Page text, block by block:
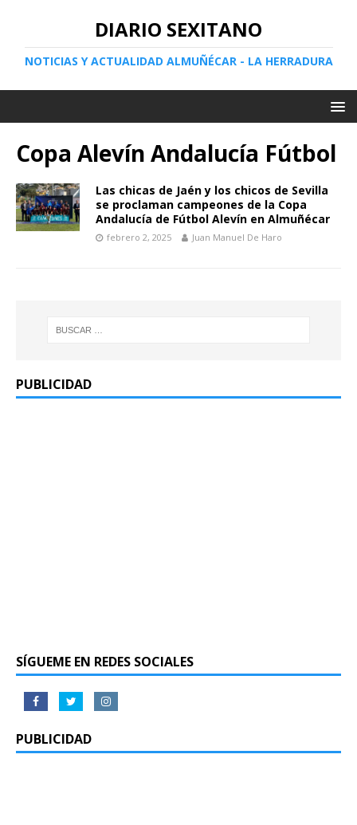
DIARIO SEXITANO
NOTICIAS Y ACTUALIDAD ALMUÑÉCAR - LA HERRADURA
Copa Alevín Andalucía Fútbol
Las chicas de Jaén y los chicos de Sevilla
se proclaman campeones de la Copa
Andalucía de Fútbol Alevín en Almuñécar
febrero 2, 2025 Juan Manuel De Haro
PUBLICIDAD
SÍGUEME EN REDES SOCIALES
PUBLICIDAD